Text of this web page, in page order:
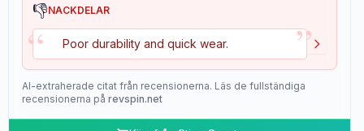
👎NACKDELAR
“ Poor durability and quick wear. ”
AI-extraherade citat från recensionerna. Läs de fullständiga
recensionerna på revspin.net